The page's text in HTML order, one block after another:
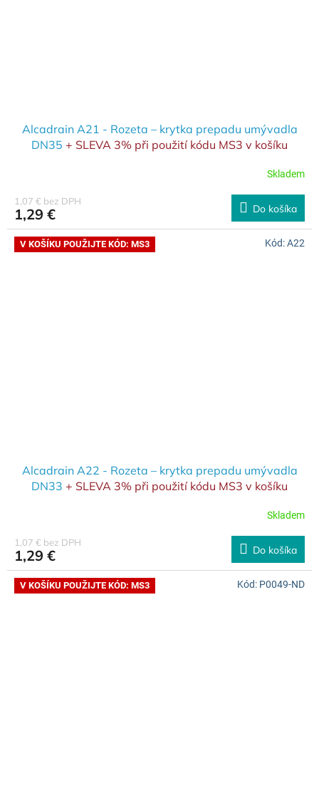
Alcadrain A21 - Rozeta – krytka prepadu umývadla
DN35 + SLEVA 3% při použití kódu MS3 v košíku
Skladem
1,07 € bez DPH
1,29 € Do košíka
V KOŠÍKU POUŽIJTE KÓD: MS3
Alcadrain A22 - Rozeta – krytka prepadu umývadla
DN33 + SLEVA 3% při použití kódu MS3 v košíku
Skladem
1,07 € bez DPH
1,29 € Do košíka
Kód:A22
V KOŠÍKU POUŽIJTE KÓD: MS3 Kód: P0049-ND